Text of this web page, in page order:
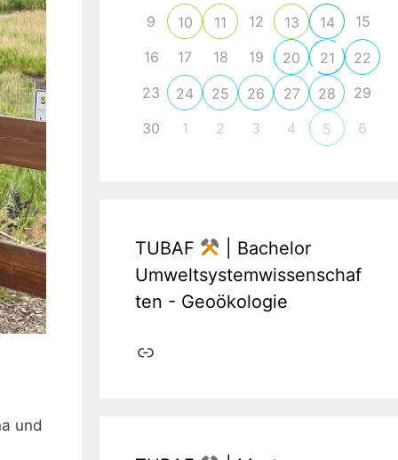
und
9
10 11 12 13 14
15
16
17 18 19 20 21
22
23
24 25 26 27 28
29
30
1 2 3 4 5 6
TUBAF
| Bachelor
Umweltsystemwissenschaf
ten - Geoökologie
Link